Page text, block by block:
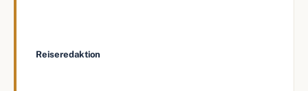
Reiseredaktion